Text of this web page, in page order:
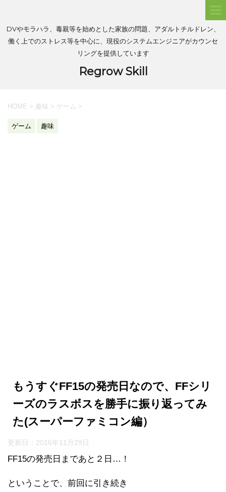
DVやモラハラ、毒親等を始めとした家族の問題、アダルトチルドレン、
働く上でのストレス等を中心に、現役のシステムエンジニアがカウンセ
リングを提供しています
Regrow Skill
HOME > 趣味 > ゲーム >
ゲーム 趣味
もうすぐFF15の発売日なので、FFシリ
ーズのラスボスを勝手に振り返ってみ
た(スーパーファミコン編）
更新日： 2016年11月29日
FF15の発売日まであと２日…！
ということで、前回に引き続き